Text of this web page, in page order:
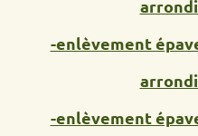
-enlèvement
-enlèvement